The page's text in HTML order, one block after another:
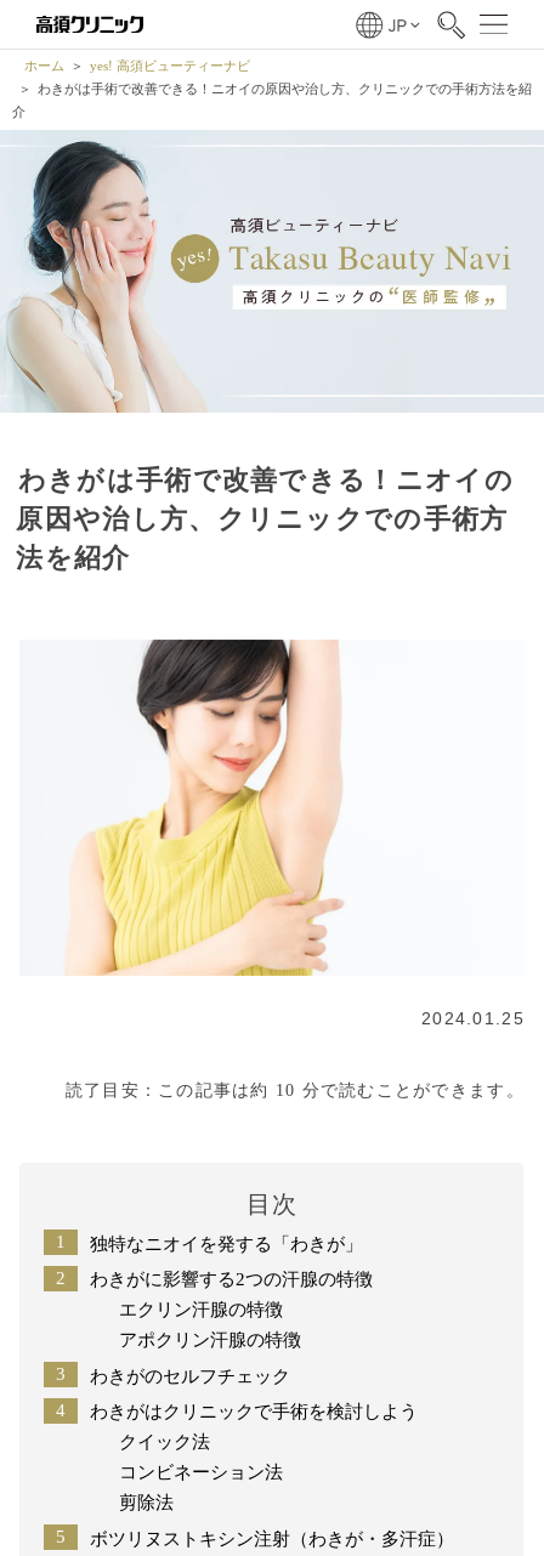
ホーム
yes! 高須ビューティーナビ
わきがは手術で改善できる！ニオイの原因や治し方、クリニックでの手術方法を紹
介
わきがは手術で改善できる！ニオイの
原因や治し方、クリニックでの手術方
法を紹介
2024.01.25
読了目安：この記事は約 10 分で読むことができます。
目次
独特なニオイを発する「わきが」
わきがに影響する2つの汗腺の特徴
エクリン汗腺の特徴
アポクリン汗腺の特徴
わきがのセルフチェック
わきがはクリニックで手術を検討しよう
クイック法
コンビネーション法
剪除法
ボツリヌストキシン注射（わきが・多汗症）